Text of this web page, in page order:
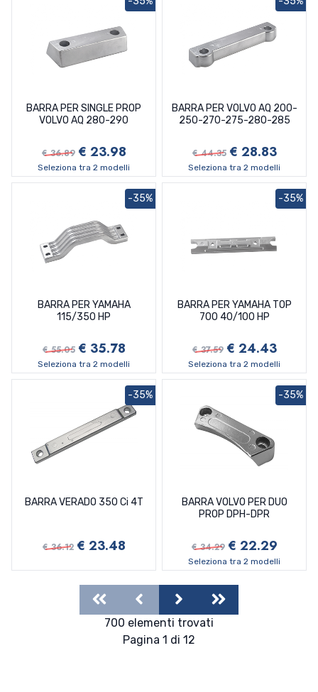
BARRA PER SINGLE PROP
VOLVO AQ 280-290
€ 36.89 € 23.98
Seleziona tra 2 modelli
BARRA PER VOLVO AQ 200-
250-270-275-280-285
€ 44.35 € 28.83
Seleziona tra 2 modelli
BARRA PER YAMAHA
115/350 HP
€ 55.05 € 35.78
-35%
Seleziona tra 2 modelli
BARRA PER YAMAHA TOP
700 40/100 HP
€ 37.59 € 24.43
-35%
Seleziona tra 2 modelli
BARRA VERADO 350 Ci 4T
€ 36.12 € 23.48
-35%
BARRA VOLVO PER DUO
PROP DPH-DPR
€ 34.29 € 22.29
-35%
Seleziona tra 2 modelli
FirstPrevious
700 elementi trovati
Pagina 1 di 12
NextLast